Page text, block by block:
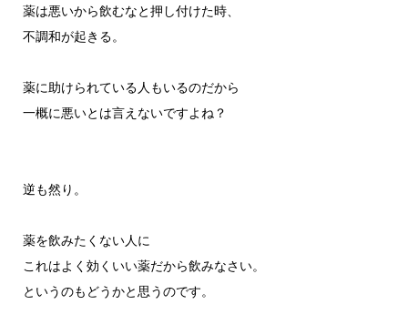
薬は悪いから飲むなと押し付けた時、
不調和が起きる。
薬に助けられている人もいるのだから
一概に悪いとは言えないですよね？
逆も然り。
薬を飲みたくない人に
これはよく効くいい薬だから飲みなさい。
というのもどうかと思うのです。